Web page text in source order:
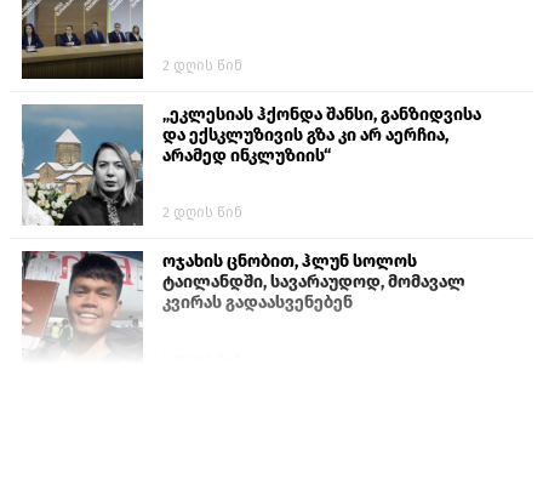
2 დღის წინ
„ეკლესიას ჰქონდა შანსი, განზიდვისა
და ექსკლუზივის გზა კი არ აერჩია,
არამედ ინკლუზიის“
2 დღის წინ
ოჯახის ცნობით, ჰლუნ სოლოს
ტაილანდში, სავარაუდოდ, მომავალ
კვირას გადაასვენებენ